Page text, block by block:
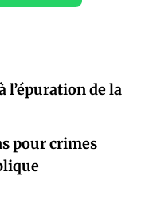
l’épuration de la
pour crimes